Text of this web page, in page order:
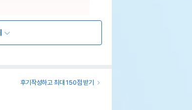
후기작성하고 최대 150점 받기